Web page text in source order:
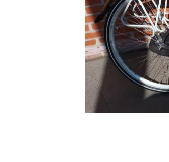
• GRATIS